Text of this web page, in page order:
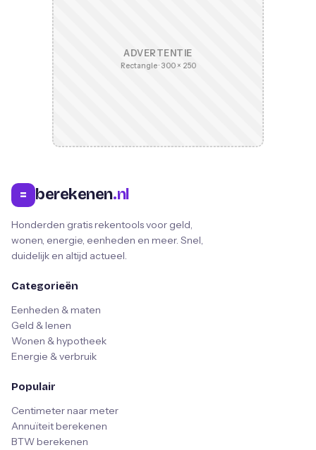
ADVERTENTIE
Rectangle · 300 × 250
= berekenen.nl
Honderden gratis rekentools voor geld,
wonen, energie, eenheden en meer. Snel,
duidelijk en altijd actueel.
Categorieën
Eenheden & maten
Geld & lenen
Wonen & hypotheek
Energie & verbruik
Populair
Centimeter naar meter
Annuïteit berekenen
BTW berekenen